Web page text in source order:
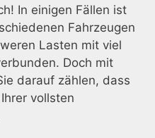
In einigen Fällen ist
Fahrzeugen
Lasten mit viel
Doch mit
darauf zählen, dass
vollsten